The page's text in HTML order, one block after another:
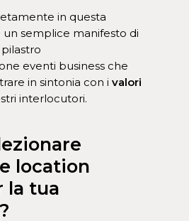
in questa
un semplice manifesto di
eventi business che
in sintonia con i valori
interlocutori.
location
la tua